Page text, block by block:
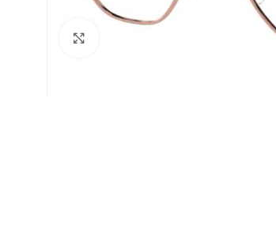
KUNDENSERVICE
+49 (0) 7353 988 767